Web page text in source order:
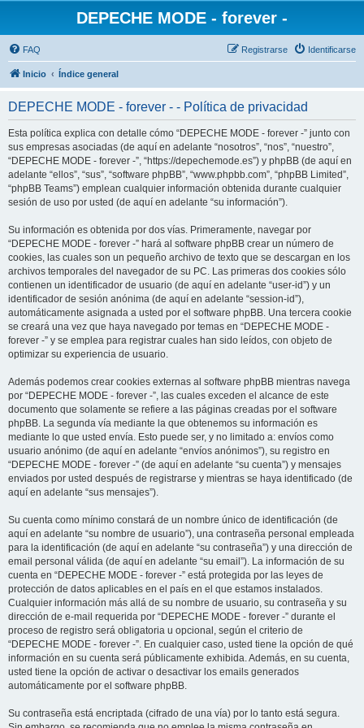
DEPECHE MODE - forever -
FAQ Identificarse
Registrarse
Inicio Índice general
DEPECHE MODE - forever - - Política de privacidad
Esta política explica con detalle cómo “DEPECHE MODE - forever -” junto con
sus empresas asociadas (de aquí en adelante “nosotros”, “nos”, “nuestro”,
“DEPECHE MODE - forever -”, “https://depechemode.es”) y phpBB (de aquí en
adelante “ellos”, “sus”, “software phpBB”, “www.phpbb.com”, “phpBB Limited”,
“phpBB Teams”) emplean cualquier información obtenida durante cualquier
sesión de uso por usted (de aquí en adelante “su información”).
Su información es obtenida por dos vías. Primeramente, navegar por
“DEPECHE MODE - forever -” hará al software phpBB crear un número de
cookies, las cuales son un pequeño archivo de texto que se descargan en los
archivos temporales del navegador de su PC. Las primeras dos cookies sólo
contienen un identificador de usuario (de aquí en adelante “user-id”) y un
identificador de sesión anónima (de aquí en adelante “session-id”),
automáticamente asignada a usted por el software phpBB. Una tercera cookie
se creará una vez que haya navegado por temas en “DEPECHE MODE -
forever -” y se emplea para registrar cuales han sido leídos, con objeto de
optimizar su experiencia de usuario.
Además podemos crear cookies externas al software phpBB mientras navega
por “DEPECHE MODE - forever -”, las cuales exceden el alcance de este
documento que solamente se refiere a las páginas creadas por el software
phpBB. La segunda vía mediante la que obtenemos su información es
mediante lo que usted envía. Esto puede ser, y no limitado a: envíos como
usuario anónimo (de aquí en adelante “envíos anónimos”), su registro en
“DEPECHE MODE - forever -” (de aquí en adelante “su cuenta”) y mensajes
enviados por usted después de registrarse y mientras se haya identificado (de
aquí en adelante “sus mensajes”).
Su cuenta como mínimo constará de un nombre único de identificación (de
aquí en adelante “su nombre de usuario”), una contraseña personal empleada
para la identificación (de aquí en adelante “su contraseña”) y una dirección de
email personal válida (de aquí en adelante “su email”). La información de su
cuenta en “DEPECHE MODE - forever -” está protegida por las leyes de
protección de datos aplicables en el país en el que estamos instalados.
Cualquier información más allá de su nombre de usuario, su contraseña y su
dirección de e-mail requerida por “DEPECHE MODE - forever -” durante el
proceso de registro será obligatoria u opcional, según el criterio de
“DEPECHE MODE - forever -”. En cualquier caso, usted tiene la opción de qué
información en su cuenta será públicamente exhibida. Además, en su cuenta,
usted tiene la opción de activar o desactivar los emails generados
automáticamente por el software phpBB.
Su contraseña está encriptada (cifrado de una vía) por lo tanto está segura.